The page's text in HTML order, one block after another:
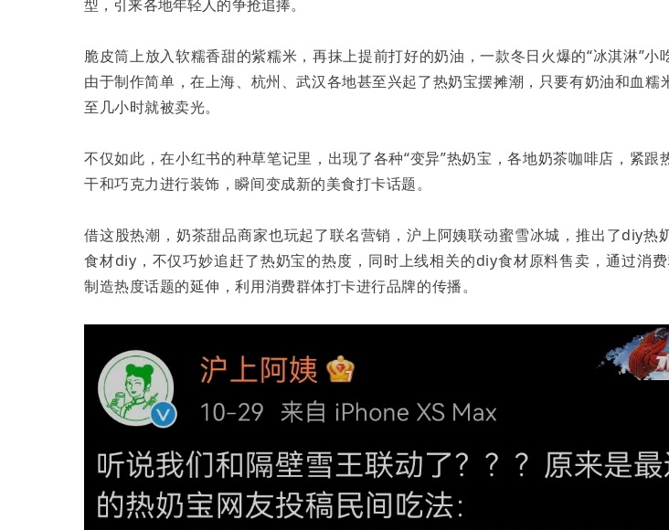
型，引来各地年轻人的争抢追捧。
脆皮筒上放入软糯香甜的紫糯米，再抹上提前打好的奶油，一款冬日火爆的“冰淇淋”小
由于制作简单，在上海、杭州、武汉各地甚至兴起了热奶宝摆摊潮，只要有奶油和血糯
至几小时就被卖光。
不仅如此，在小红书的种草笔记里，出现了各种“变异”热奶宝，各地奶茶咖啡店，紧跟
干和巧克力进行装饰，瞬间变成新的美食打卡话题。
借这股热潮，奶茶甜品商家也玩起了联名营销，沪上阿姨联动蜜雪冰城，推出了diy热
食材diy，不仅巧妙追赶了热奶宝的热度，同时上线相关的diy食材原料售卖，通过消费
制造热度话题的延伸，利用消费群体打卡进行品牌的传播。